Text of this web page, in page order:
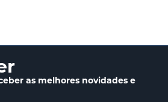
as melhores novidadese